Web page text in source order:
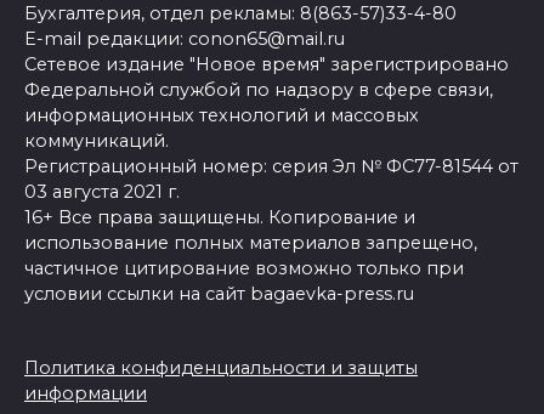
Бухгалтерия, отдел рекламы: 8(863-57)33-4-80
E-mail редакции: conon65@mail.ru
Сетевое издание "Новое время" зарегистрировано
Федеральной службой по надзору в сфере связи,
информационных технологий и массовых
коммуникаций.
Регистрационный номер: серия Эл № ФС77-81544 от
03 августа 2021 г.
16+ Все права защищены. Копирование и
использование полных материалов запрещено,
частичное цитирование возможно только при
условии ссылки на сайт bagaevka-press.ru
Политика конфиденциальности и защиты
информации